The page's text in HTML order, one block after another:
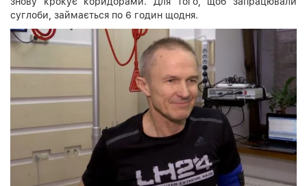
суглоби, займається по 6 годин щодня.